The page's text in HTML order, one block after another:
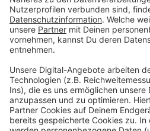
sammeln. Bitte
Details durch und
Nutzung des
Mehr
powered by
Fünf für Christina Stürmer
Anzeige